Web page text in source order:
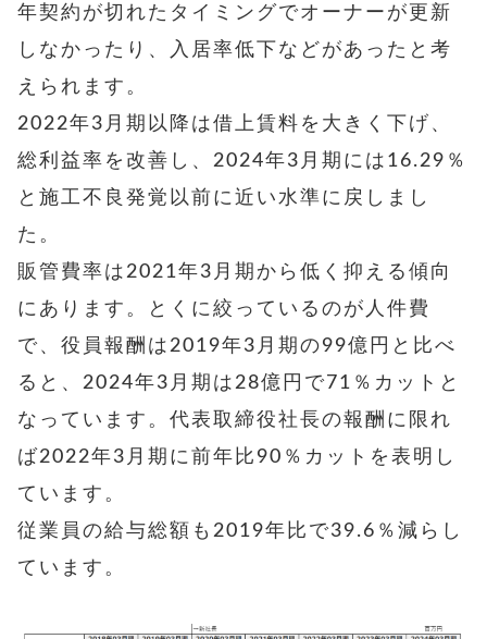
年契約が切れたタイミングでオーナーが更新
しなかったり、入居率低下などがあったと考
えられます。
2022年3月期以降は借上賃料を大きく下げ、
総利益率を改善し、 2024年3月期には16.29％
と施工不良発覚以前に近い水準に戻しまし
た。
販管費率は2021年3月期から低く抑える傾向
にあります。とくに絞っているのが人件費
で、役員報酬は2019年3月期の99億円と比べ
ると、2024年3月期は28億円で71％カットと
なっています。代表取締役社長の報酬に限れ
ば2022年3月期に前年比90％カットを表明し
ています。
従業員の給与総額も2019年比で39.6％減らし
ています。